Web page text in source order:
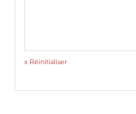
x Réinitialiser